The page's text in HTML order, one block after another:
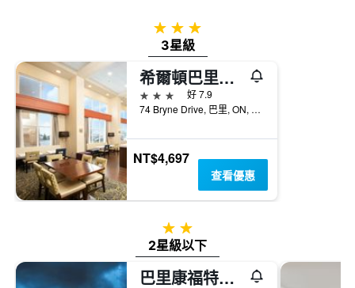
1
條
Y
軸，
顯
示
房
間
的
平
3星級
3星級
希爾頓巴里漢普頓酒店及套房
3星級
好 7.9
74 Bryne Drive, 巴里, ON, 加拿大
NT$4,697
查看優惠
2星級
2星級以下
巴里康福特茵酒店